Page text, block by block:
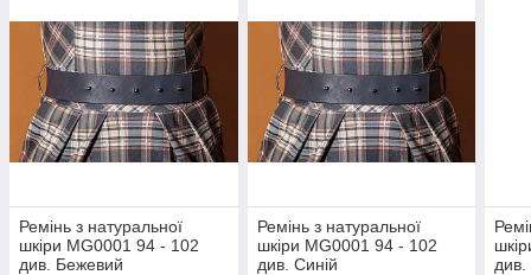
Ремінь з натуральної
шкіри MG0001 94 - 102
див. Бежевий
Ремінь з натуральної
шкіри MG0001 94 - 102
див. Синій